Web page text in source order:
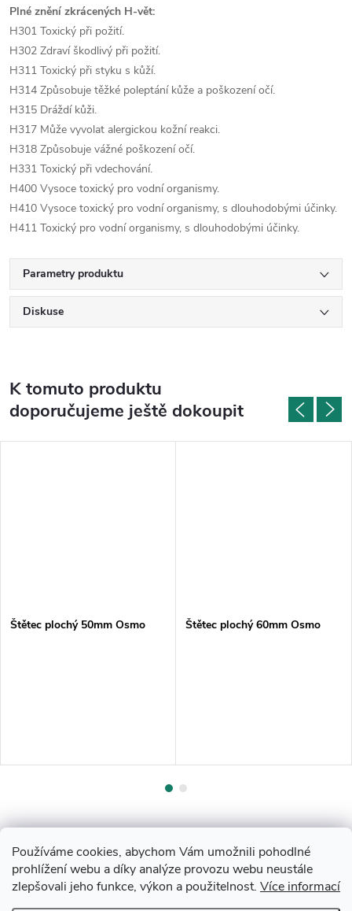
Používáme cookies, abychom Vám umožnili pohodlné
prohlížení webu a díky analýze provozu webu neustále
zlepšovali jeho funkce, výkon a použitelnost. Více informací
Plné znění zkrácených H-vět:
H301 Toxický při požití.
H302 Zdraví škodlivý při požití.
H311 Toxický při styku s kůží.
H314 Způsobuje těžké poleptání kůže a poškození očí.
H315 Dráždí kůži.
H317 Může vyvolat alergickou kožní reakci.
H318 Způsobuje vážné poškození očí.
H331 Toxický při vdechování.
H400 Vysoce toxický pro vodní organismy.
H410 Vysoce toxický pro vodní organismy, s dlouhodobými účinky.
H411 Toxický pro vodní organismy, s dlouhodobými účinky.
Parametry produktu
Diskuse
K tomuto produktu
doporučujeme ještě dokoupit
Štětec plochý 50mm Osmo Štětec plochý 60mm Osmo